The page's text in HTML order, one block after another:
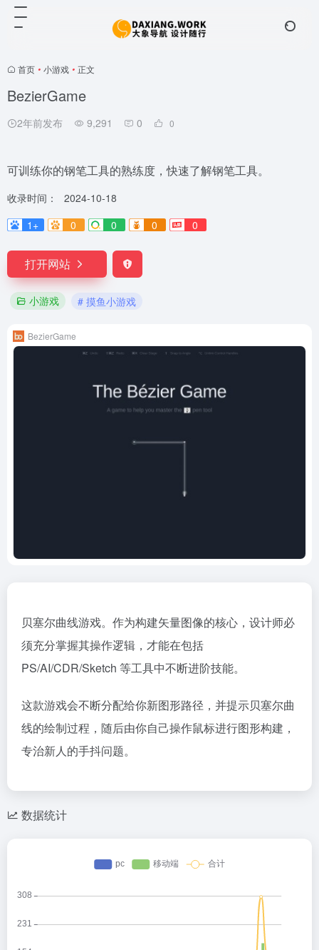
首页 • 小游戏 • 正文
BezierGame
2年前发布 9,291 0 0
可训练你的钢笔工具的熟练度，快速了解钢笔工具。
收录时间：
2024-10-18
1+
0 0 0 0
打开网站
小游戏 # 摸鱼小游戏
BezierGame
贝塞尔曲线游戏。作为构建矢量图像的核心，设计师必
须充分掌握其操作逻辑，才能在包括
PS/AI/CDR/Sketch 等工具中不断进阶技能。
这款游戏会不断分配给你新图形路径，并提示贝塞尔曲
线的绘制过程，随后由你自己操作鼠标进行图形构建，
专治新人的手抖问题。
数据统计